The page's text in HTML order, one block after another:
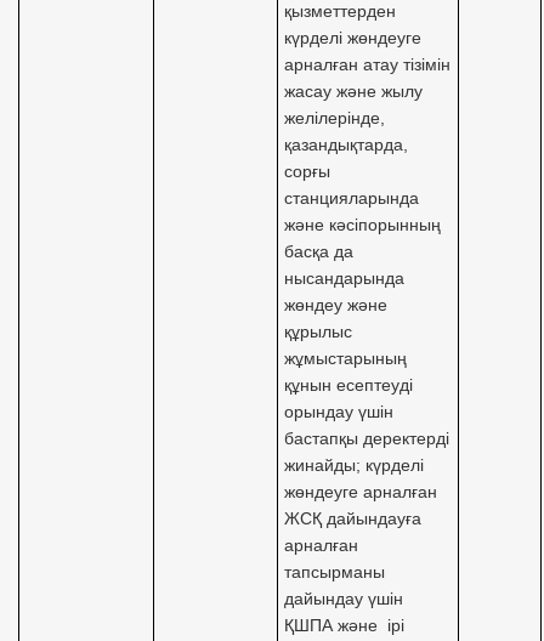
қызметтерден
күрделі жөндеуге
арналған атау тізімін
жасау және жылу
желілерінде,
қазандықтарда,
сорғы
станцияларында
және кәсіпорынның
басқа да
нысандарында
жөндеу және
құрылыс
жұмыстарының
құнын есептеуді
орындау үшін
бастапқы деректерді
жинайды; күрделі
жөндеуге арналған
ЖСҚ дайындауға
арналған
тапсырманы
дайындау үшін
ҚШПА және ірі